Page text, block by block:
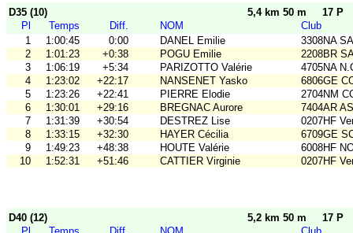
D35 (10) 5,4 km 50 m
17 P
Pl
Temps Diff. NOM
Club
1
1:00:45 0:00 DANEL Emilie
3308NA
2
1:01:23 +0:38 POGU Emilie
2208BR
3
1:06:19 +5:34 PARIZOTTO Valérie
4705NA
4
1:23:02 +22:17 NANSENET Yasko
6806GE
5
1:23:26 +22:41 PIERRE Elodie
2704NM
6
1:30:01 +29:16 BREGNAC Aurore
7404AR
7
1:31:39 +30:54 DESTREZ Lise
0207HF
8
1:33:15 +32:30 HAYER Cécilia
6709GE
9
1:49:23 +48:38 HOUTE Valérie
6008HF
10
1:52:31 +51:46 CATTIER Virginie 0207HF
D40 (12) 5,2 km 50 m
17 P